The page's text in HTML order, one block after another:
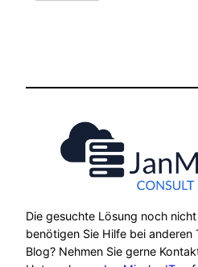
Die gesuchte Lösung noch
benötigen Sie Hilfe bei anderen
Blog? Nehmen Sie gerne